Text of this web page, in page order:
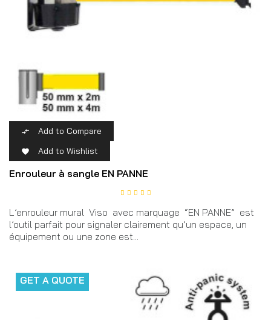
 Add to Compare
 Add to Wishlist
Enrouleur à sangle EN PANNE
L’enrouleur mural Viso avec marquage “EN PANNE” est
l’outil parfait pour signaler clairement qu’un espace, un
équipement ou une zone est...
GET A QUOTE